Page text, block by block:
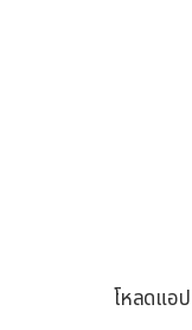
โหลดแอ